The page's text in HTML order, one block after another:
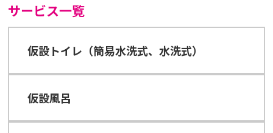
サービス一覧
仮設トイレ（簡易水洗式、水洗式）
仮設風呂